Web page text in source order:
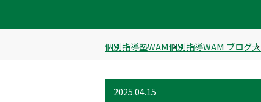
個別指導塾WAM個別指導WAM ブログ
2025.04.15